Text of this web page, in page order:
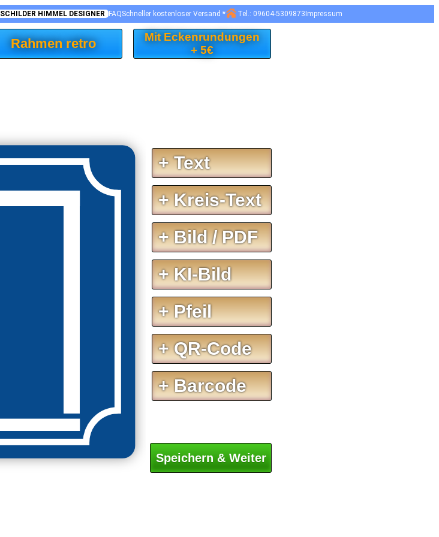
SCHILDER HIMMEL DESIGNER FAQSchneller kostenloser Versand * Tel.: 09604-5309873 Impressum
Rahmen retro
Mit Eckenrundungen
+ 5€
+ Text
+ Kreis-Text
+ Bild / PDF
+ KI-Bild
+ Pfeil
+ QR-Code
+ Barcode
Speichern & Weiter